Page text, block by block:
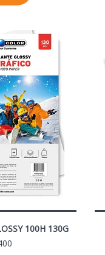
100H 130G